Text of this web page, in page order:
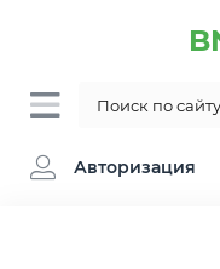
Авторизация
»